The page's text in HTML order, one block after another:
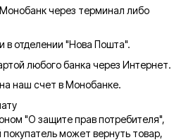
через терминал либо
в отделении "Нова Пошта".
любого банка через Интернет.
наш счет в Монобанке.
"О защите прав потребителя",
может вернуть товар,